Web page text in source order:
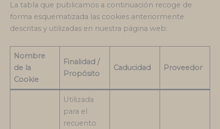
La tabla que publicamos a continuación recoge de
forma esquematizada las cookies anteriormente
descritas y utilizadas en nuestra página web:
Nombre
de la
Cookie
Finalidad /
Propósito
Caducidad Proveedor
Utilizada
para el
recuento